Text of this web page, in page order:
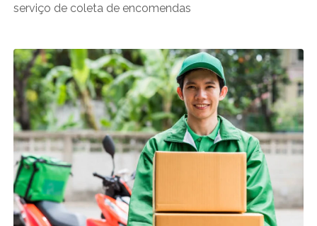
serviço de coleta de encomendas